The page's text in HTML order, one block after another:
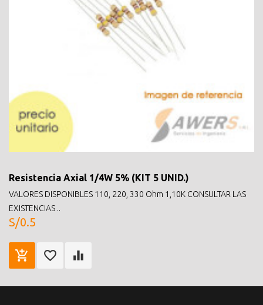
Resistencia Axial 1/4W 5% (KIT 5 UNID.)
VALORES DISPONIBLES 110, 220, 330 Ohm 1,10K CONSULTAR LAS
EXISTENCIAS ..
S/0.5